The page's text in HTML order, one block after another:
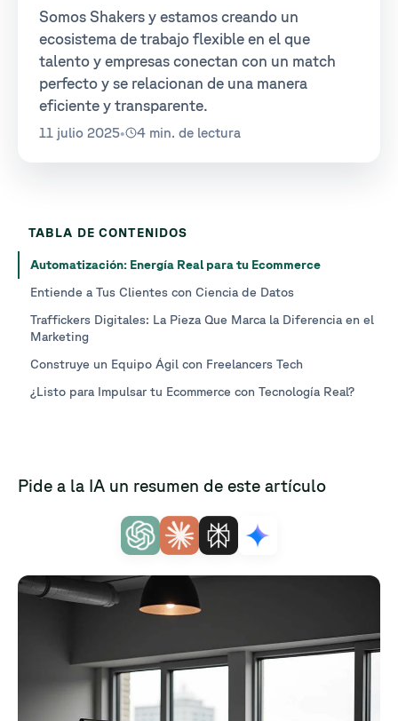
Somos Shakers y estamos creando un
ecosistema de trabajo flexible en el que
talento y empresas conectan con un match
perfecto y se relacionan de una manera
eficiente y transparente.
11 julio 2025• 4 min. de lectura
TABLA DE CONTENIDOS
Automatización: Energía Real para tu Ecommerce
Entiende a Tus Clientes con Ciencia de Datos
Traffickers Digitales: La Pieza Que Marca la Diferencia en el
Marketing
Construye un Equipo Ágil con Freelancers Tech
¿Listo para Impulsar tu Ecommerce con Tecnología Real?
Pide a la IA un resumen de este artículo